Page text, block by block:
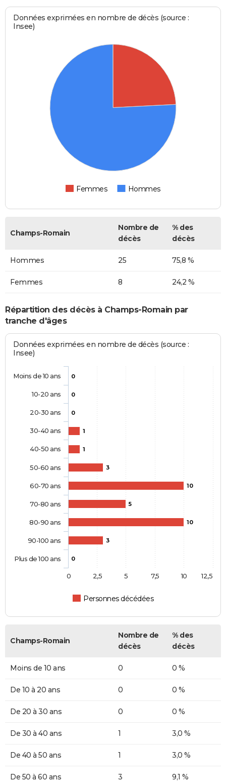
Données exprimées en nombre de décès (source :
Insee)
Femmes Hommes
Champs-Romain
Nombre de
décès
% des
décès
Hommes 25 75,8 %
Femmes 8 24,2 %
Répartition des décès à Champs-Romain par
tranche d'âges
Données exprimées en nombre de décès (source :
Insee)
0
0
0
1
1
3
10
5
10
3
0
Personnes décédées
Moins de 10 ans
10-20 ans
20-30 ans
30-40 ans
40-50 ans
50-60 ans
60-70 ans
70-80 ans
80-90 ans
90-100 ans
Plus de 100 ans
0 10
2,5 5 7,5 12,5
Champs-Romain
Nombre de
décès
% des
décès
Moins de 10 ans 0 0 %
De 10 à 20 ans 0 0 %
De 20 à 30 ans 0 0 %
De 30 à 40 ans 1 3,0 %
De 40 à 50 ans 1 3,0 %
De 50 à 60 ans 3 9,1 %